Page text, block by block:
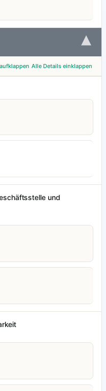
▾
Alle Details einklappen
und